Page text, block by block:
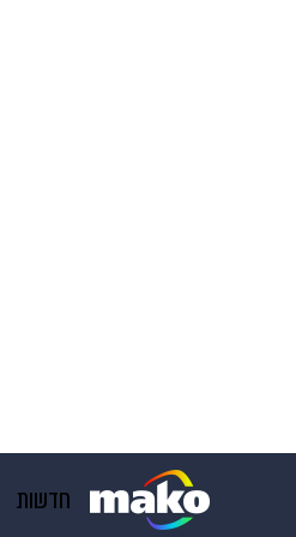
חדשות